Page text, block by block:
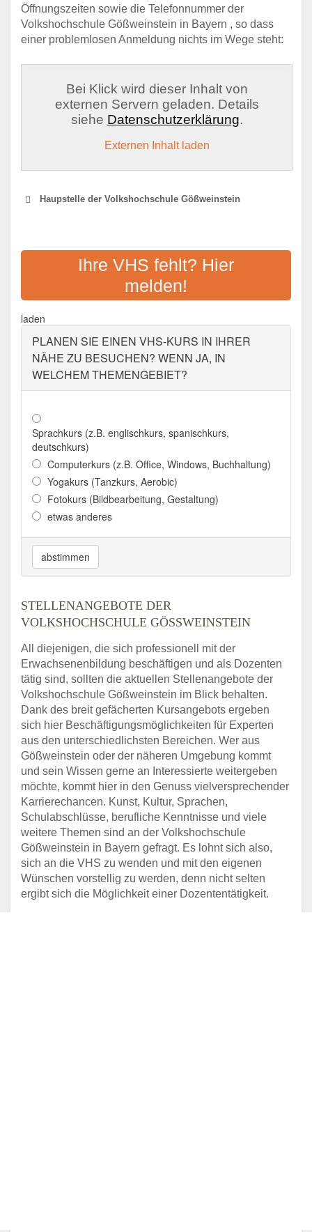
Öffnungszeiten sowie die Telefonnummer der
Volkshochschule Gößweinstein in Bayern , so dass
einer problemlosen Anmeldung nichts im Wege steht:
Bei Klick wird dieser Inhalt von
externen Servern geladen. Details
siehe Datenschutzerklärung.
Externen Inhalt laden
Haupstelle der Volkshochschule Gößweinstein
VOLKSHOCHSCHULE
FORCHHEIM LANDKREIS
Hornschuchallee 20, 91301
Forchheim
Ihre VHS fehlt? Hier
melden!
laden
PLANEN SIE EINEN VHS-KURS IN IHRER
NÄHE ZU BESUCHEN? WENN JA, IN
WELCHEM THEMENGEBIET?
Sprachkurs (z.B. englischkurs, spanischkurs,
deutschkurs)
Computerkurs (z.B. Office, Windows, Buchhaltung)
Yogakurs (Tanzkurs, Aerobic)
Fotokurs (Bildbearbeitung, Gestaltung)
etwas anderes
abstimmen
STELLENANGEBOTE DER
VOLKSHOCHSCHULE GÖSSWEINSTEIN
All diejenigen, die sich professionell mit der
Erwachsenenbildung beschäftigen und als Dozenten
tätig sind, sollten die aktuellen Stellenangebote der
Volkshochschule Gößweinstein im Blick behalten.
Dank des breit gefächerten Kursangebots ergeben
sich hier Beschäftigungsmöglichkeiten für Experten
aus den unterschiedlichsten Bereichen. Wer aus
Gößweinstein oder der näheren Umgebung kommt
und sein Wissen gerne an Interessierte weitergeben
möchte, kommt hier in den Genuss vielversprechender
Karrierechancen. Kunst, Kultur, Sprachen,
Schulabschlüsse, berufliche Kenntnisse und viele
weitere Themen sind an der Volkshochschule
Gößweinstein in Bayern gefragt. Es lohnt sich also,
sich an die VHS zu wenden und mit den eigenen
Wünschen vorstellig zu werden, denn nicht selten
ergibt sich die Möglichkeit einer Dozententätigkeit.